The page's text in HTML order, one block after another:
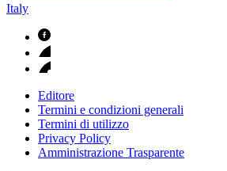
Italy
Editore
Termini e condizioni generali
Termini di utilizzo
Privacy Policy
Amministrazione Trasparente